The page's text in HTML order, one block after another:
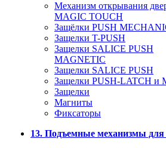
Механизм открывания
MAGIC TOUCH
Защёлки PUSH
Защелки T-PUSH
Защелки SALICE PUSH
MAGNETIC
Защелки SALICE PUSH
Защелки PUSH-LATCH и
Защелки
Магниты
Фиксаторы
13. Подъемные механизмы для